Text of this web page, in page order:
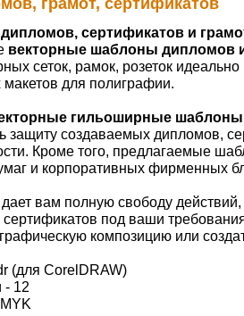
сертификатов и
векторные шаблоны дипломов
сеток, рамок, розеток
для полиграфии.
гильоширные шаблоны
защиту создаваемых дипломов,
Кроме того, предлагаемые
и корпоративных фирменных
вам полную свободу
под ваши
композицию или
(для CorelDRAW)
- 12